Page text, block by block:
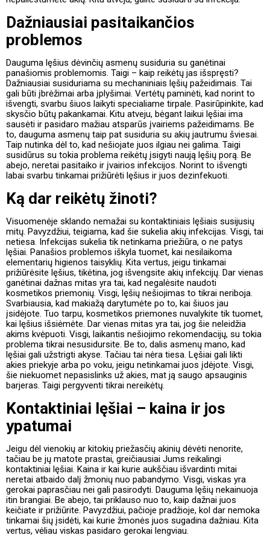
Dažniausiai pasitaikančios
problemos
Dauguma lęšius dėvinčių asmenų susiduria su ganėtinai
panašiomis problemomis. Taigi – kaip reikėtų jas išspręsti?
Dažniausiai susiduriama su mechaniniais lęšių pažeidimais. Tai
gali būti įbrėžimai arba įplyšimai. Vertėtų paminėti, kad norint to
išvengti, svarbu šiuos laikyti specialiame tirpale. Pasirūpinkite, kad
skysčio būtų pakankamai. Kitu atveju, bėgant laikui lęšiai ima
sausėti ir pasidaro mažiau atsparūs įvairiems pažeidimams. Be
to, dauguma asmenų taip pat susiduria su akių jautrumu šviesai.
Taip nutinka dėl to, kad nešiojate juos ilgiau nei galima. Taigi
susidūrus su tokia problema reikėtų įsigyti naują lęšių porą. Be
abejo, neretai pasitaiko ir įvairios infekcijos. Norint to išvengti
labai svarbu tinkamai prižiūrėti lęšius ir juos dezinfekuoti.
Ką dar reikėtų žinoti?
Visuomenėje sklando nemažai su kontaktiniais lęšiais susijusių
mitų. Pavyzdžiui, teigiama, kad šie sukelia akių infekcijas. Visgi, tai
netiesa. Infekcijas sukelia tik netinkama priežiūra, o ne patys
lęšiai. Panašios problemos iškyla tuomet, kai nesilaikoma
elementarių higienos taisyklių. Kita vertus, jeigu tinkamai
prižiūrėsite lęšius, tikėtina, jog išvengsite akių infekcijų. Dar vienas
ganėtinai dažnas mitas yra tai, kad negalėsite naudoti
kosmetikos priemonių. Visgi, lęšių nešiojimas to tikrai neriboja.
Svarbiausia, kad makiažą darytumėte po to, kai šiuos jau
įsidėjote. Tuo tarpu, kosmetikos priemones nuvalykite tik tuomet,
kai lęšius išsiėmėte. Dar vienas mitas yra tai, jog šie neleidžia
akims kvėpuoti. Visgi, laikantis nešiojimo rekomendacijų, su tokia
problema tikrai nesusidursite. Be to, dalis asmenų mano, kad
lęšiai gali užstrigti akyse. Tačiau tai nėra tiesa. Lęšiai gali likti
akies priekyje arba po voku, jeigu netinkamai juos įdėjote. Visgi,
šie niekuomet nepasislinks už akies, mat ją saugo apsauginis
barjeras. Taigi pergyventi tikrai nereikėtų.
Kontaktiniai lęšiai – kaina ir jos
ypatumai
Jeigu dėl vienokių ar kitokių priežasčių akinių dėvėti nenorite,
tačiau be jų matote prastai, greičiausiai Jums reikalingi
kontaktiniai lęšiai. Kaina ir kai kurie aukščiau išvardinti mitai
neretai atbaido dalį žmonių nuo pabandymo. Visgi, viskas yra
gerokai paprasčiau nei gali pasirodyti. Dauguma lęšių nekainuoja
itin brangiai. Be abejo, tai priklauso nuo to, kaip dažnai juos
keičiate ir prižiūrite. Pavyzdžiui, pačioje pradžioje, kol dar nemoka
tinkamai šių įsidėti, kai kurie žmonės juos sugadina dažniau. Kita
vertus, vėliau viskas pasidaro gerokai lengviau.